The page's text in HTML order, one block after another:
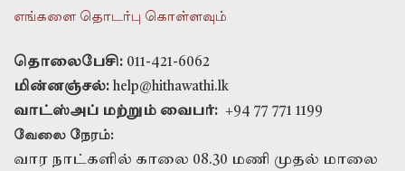
எங்களை தொடர்பு கொள்ளவும்
தொலைபேசி: 011-421-6062
மின்னஞ்சல்: help@hithawathi.lk
வாட்ஸ்அப் மற்றும் வைபர்: +94 77 771 1199
வேலை நேரம்:
வார நாட்களில் காலை 08.30 மணி முதல் மாலை